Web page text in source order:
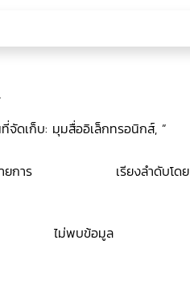
จัดเก็บ: มุมสื่ออิเล็กทรอนิกส์, ”
การ เรียงลำดับโดย
ไม่พบข้อมูล